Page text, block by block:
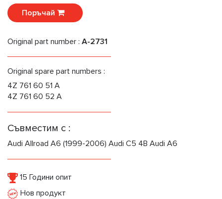
Поръчай
Original part number : A-2731
Original spare part numbers :
4Z 761 60 51 A
4Z 761 60 52 A
Съвместим с :
Audi Allroad A6 (1999-2006) Audi C5 4B Audi A6
15 Години опит
Нов продукт